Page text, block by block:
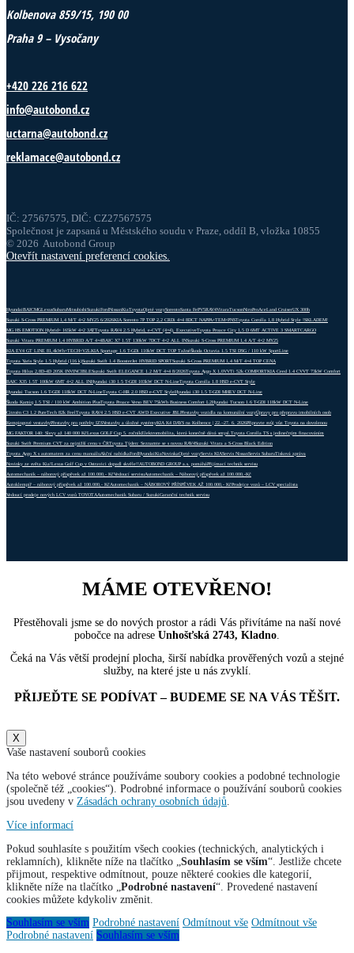
Kolbenova 859/15, 190 00
Praha 9 – Vysočany
+420 226 216 622
info@autobond.cz
uctarna@autobond.cz
reklamace@autobond.cz
IČ: 27567575, DIČ: CZ27567575
Společnost je zapsaná u Městského soudu v Praze, oddíl B, vložka 10855
© 2026 Autobond Group
Otevřít nastavení preferencí cookies.
HyundaiBAICMGLexusSubaruMitsubishiSuzukiFordNissanKiaToyotaOjeté vozySorentoSanta FePV5RAV4VitaraTucsonNiroProAceLand CruiserUX 300h
Suzuki S-Cross PREMIUM 1,4 M/T 4×2 MY25 6/2026KIA Sorento 7P TOP 2,2 CRDi 4×4 8DCT NAPPA+TEM+PNSToyota Corolla 1,8 Hybrid Style !SKLADEM!
MG HS EMOTION Hybrid+ 165kW 4×2 3ATToyota RAV4 2.5 Hybrid, e-CVT (4×4), ExecutiveToyota Proace City 1,5 D 6MT ACTIVE 3 SMARTCARGO
Suzuki Vitara PREMIUM 1,4 HYBRID A/T 4×4BAIC X7 1.5T 130kW 7DCT 4×2 ALL INSuzuki S-Cross PREMIUM 1,4 A/T 4×2 MY25
KIA EV4 GT LINE 81,4kWh+TECH+V2L KIA Sportage 1.6 T-GDi 110kW DCT TOP TažnéŠkoda Octavia 1.5 TSI DSG / 110 kW SportLine
Toyota Yaris Style 1.5 Hybrid (116 k)Suzuki Swift 1.4 BoosterJet HYBRID SPORTSuzuki S-Cross PREMIUM 1,4 M/T 4×4 TOP CENA
Toyota Hilux 2,8D-4D 205K INVINCIBLESuzuki Swift ELEGANCE 1.2 M/T 4×4 8/2026Toyota Aygo X 1,0VVTi 52k COMFORTKIA Ceed 1.4 CVVT 73kW Comfort
BAIC X35 1.5T 100kW 6MT 4×2 ALL INHyundai i30 1.5 T-GDI 103kW DCT N-LineToyota Corolla 1.8 HSD e-CVT Style
Hyundai Tucson 1.6 T-GDI 118kW DCT N-LineToyota C-HR 2.0 HSD e-CVT StyleHyundai i30 1.5 T-GDI MHEV DCT N-Line
Škoda Kamiq 1.5 TSI / 110 kW Ambition PlusToyota Proace Verso BEV 75kWh Business Comfort L2Hyundai Tucson 1.6 T-GDI 118kW DCT N-Line
Citroën C3 1.2 PureTech 82k FeelToyota RAV4 2.5 HSD e-CVT AWD Executive JBL Přestavby vozidla na komunální vozyÚpravy pro přepravu imobilních osob
Kempingové vestavbyPřestavby pro potřeby IZSVestavby a úložné systémyKIA K4 DAYS na Kolbence | 22.–27. 6. 2026Připravte svůj vůz Toyota na dovolenou
MG FAKTOR 140: Slevy až 140 000 KčLexus GOLF Cup 5. ročníkElektromobilita, která konečně dává smysl. Toyota Corolla TS s jedinečným finacováním
Suzuki Swift Premium CVT za nejnižší cenu v ČRToyota Týden: Seznamte se s novou RAV4Suzuki Vitara a S-Cross Black Edition
Toyota Aygo X s automatem za cenu manuáluAkční nabídkaFordHyundaiKiaNovinkaOjeté vozyServis KIAServis NissanServis SubaruTisková zpráva
Novinky ze světa Kia!Lexus Golf Cup v Ostravici dopadl skvěle!!AUTOBOND GROUP a.s. pomáháPřijímací technik servisu
Automechanik – náborový příspěvek až 100.000,- KčVedoucí servisuAutomechanik – Náborový příspěvek až 100.000,-Kč
Autoklempíř – náborový příspěvek až 100.000,- KčAutomechanik – NÁBOROVÝ PŘÍSPĚVEK AŽ 100.000,- KčProdejce vozů – LCV specialista
Vedoucí prodeje nových LCV vozů TOYOTAAutomechanik Subaru / SuzukiGaranční technik servisu
MÁME OTEVŘENO!
Přestěhovali jsme se do nových prostor a rádi Vás přivítáme na naší nové
pobočce na adrese Unhošťská 2743, Kladno
Čeká na Vás větší prodejní plocha, širší nabídka prověřených vozů a stejné
služby, na které jste u nás zvyklí.
PŘIJEĎTE SE PODÍVAT – BUDEME SE NA VÁS TĚŠIT.
X
Vaše nastavení souborů cookies
Na této webové stránce používáme soubory cookies a podobné technologie
(společně též „cookies“). Podrobné informace o používání souborů cookies
jsou uvedeny v Zásadách ochrany osobních údajů.
Více informací
Pokud souhlasíte s použitím všech cookies (technických, analytických i
reklamních), klikněte níže na tlačítko „ Souhlasím se vším“. Jestliže chcete
přijmout, respektive odmítnout, pouze některé cookies dle kategorií,
klikněte níže na tlačítko „ Podrobné nastavení“. Provedené nastavení
cookies můžete kdykoliv změnit.
Souhlasím se vším Podrobné nastavení Odmítnout vše Odmítnout vše
Podrobné nastavení Souhlasím se vším